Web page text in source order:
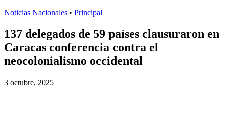
Noticias Nacionales • Principal
137 delegados de 59 países clausuraron en
Caracas conferencia contra el
neocolonialismo occidental
3 octubre, 2025